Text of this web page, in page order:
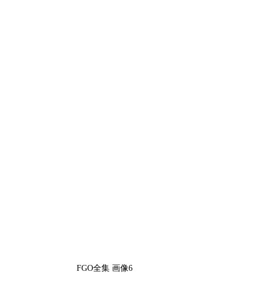
FGO全集 画像6